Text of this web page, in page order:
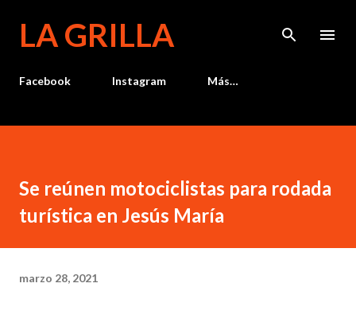
LA GRILLA
Facebook Instagram Más…
Se reúnen motociclistas para rodada
turística en Jesús María
marzo 28, 2021